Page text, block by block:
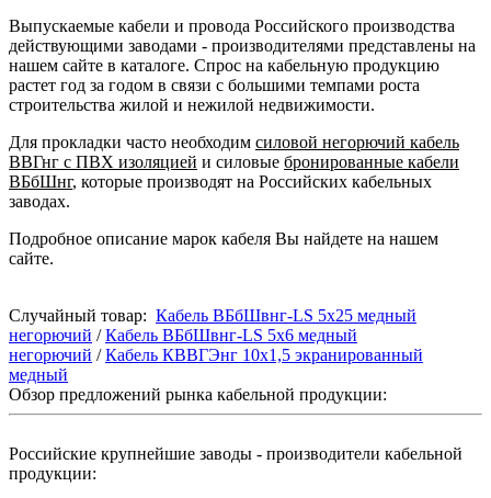
Выпускаемые кабели и провода Российского производства
действующими заводами - производителями представлены на
нашем сайте в каталоге. Спрос на кабельную продукцию
растет год за годом в связи с большими темпами роста
строительства жилой и нежилой недвижимости.
Для прокладки часто необходим силовой негорючий кабель
ВВГнг с ПВХ изоляцией и силовые бронированные кабели
ВБбШнг, которые производят на Российских кабельных
заводах.
Подробное описание марок кабеля Вы найдете на нашем
сайте.
Случайный товар: Кабель ВБбШвнг-LS 5х25 медный
негорючий /Кабель ВБбШвнг-LS 5х6 медный
негорючий /Кабель КВВГЭнг 10х1,5 экранированный
медный
Обзор предложений рынка кабельной продукции:
Российские крупнейшие заводы - производители кабельной
продукции: